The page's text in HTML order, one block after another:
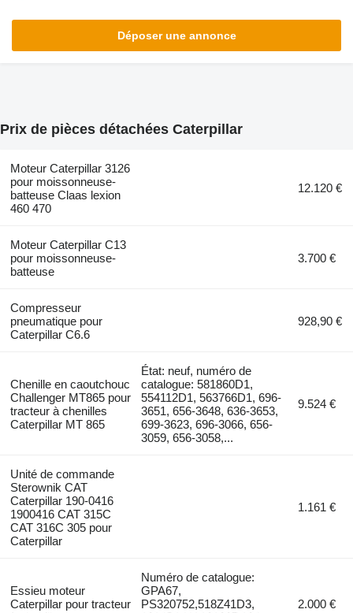
Déposer une annonce
Prix de pièces détachées Caterpillar
Moteur Caterpillar 3126
pour moissonneuse-
batteuse Claas lexion
460 470
12.120 €
Moteur Caterpillar C13
pour moissonneuse-
batteuse
3.700 €
Compresseur
pneumatique pour
Caterpillar C6.6
928,90 €
Chenille en caoutchouc
Challenger MT865 pour
tracteur à chenilles
Caterpillar MT 865
État: neuf, numéro de
catalogue: 581860D1,
554112D1, 563766D1, 696-
3651, 656-3648, 636-3653,
699-3623, 696-3066, 656-
3059, 656-3058,...
9.524 €
Unité de commande
Sterownik CAT
Caterpillar 190-0416
1900416 CAT 315C
CAT 316C 305 pour
Caterpillar
1.161 €
Essieu moteur
Caterpillar pour tracteur
Numéro de catalogue:
GPA67,
PS320752,518Z41D3,
2.000 €